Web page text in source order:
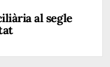
al segle